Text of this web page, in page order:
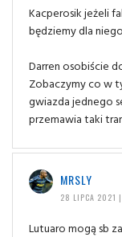
Kacperosik jeżeli
będziemy dla
Darren osobiście
Zobaczymy co w
gwiazda jednego
przemawia taki
MRSLY
28 LIPCA 2021
Lutuaro mogą sb